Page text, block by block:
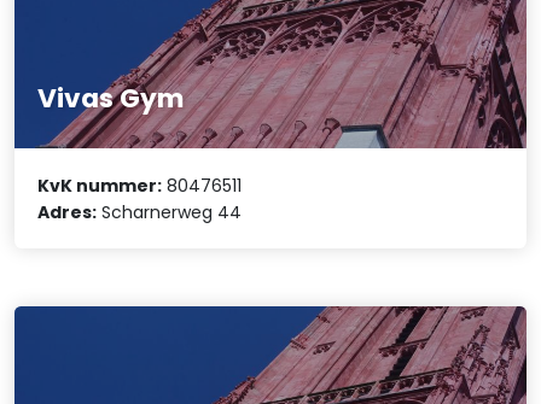
Vivas Gym
KvK nummer: 80476511
Adres: Scharnerweg 44